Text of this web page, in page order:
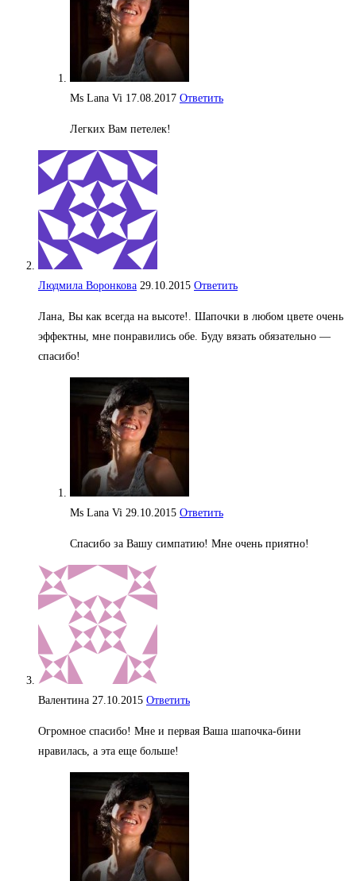
Ms Lana Vi 17.08.2017 Ответить
Легких Вам петелек!
Людмила Воронкова 29.10.2015 Ответить
Лана, Вы как всегда на высоте!. Шапочки в любом цвете очень
эффектны, мне понравились обе. Буду вязать обязательно —
спасибо!
Ms Lana Vi 29.10.2015 Ответить
Спасибо за Вашу симпатию! Мне очень приятно!
Валентина 27.10.2015 Ответить
Огромное спасибо! Мне и первая Ваша шапочка-бини
нравилась, а эта еще больше!